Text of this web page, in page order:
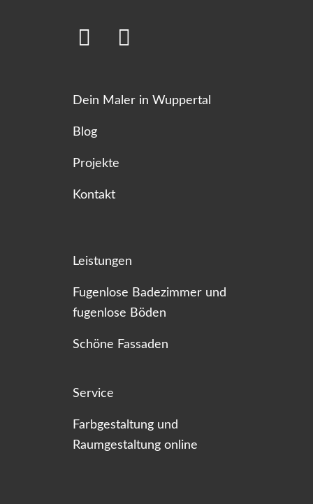
Dein Maler in Wuppertal
Blog
Projekte
Kontakt
Leistungen
Fugenlose Badezimmer und
fugenlose Böden
Schöne Fassaden
Service
Farbgestaltung und
Raumgestaltung online